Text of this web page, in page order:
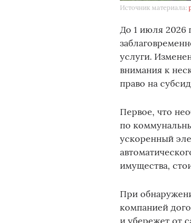
Источник материала:
До 1 июля 2026
услуги.
внимания к
право на
Первое, что
по
ускоренный
имущества,
При
компанией